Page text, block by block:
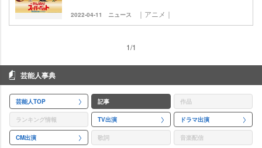
2022-04-11 ニュース ｜アニメ｜
1/1
芸能人事典
芸能人TOP 記事 作品
ランキング情報 TV出演 ドラマ出演
CM出演 歌詞 音楽配信